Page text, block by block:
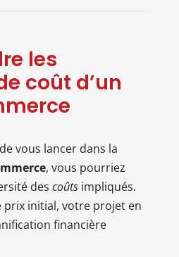
les
coût d’un
vous lancer dans la
, vous pourriez
des coûts impliqués.
prix initial, votre projet en
financière